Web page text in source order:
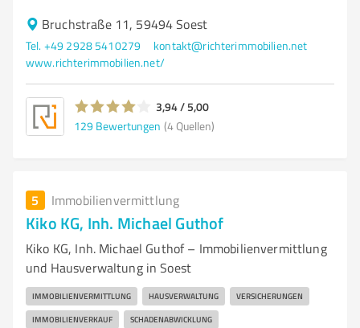
Bruchstraße 11, 59494 Soest
Tel. +49 2928 5410279
kontakt@richterimmobilien.net
www.richterimmobilien.net/
3,94 / 5,00
129 Bewertungen (4 Quellen)
5 Immobilienvermittlung
Kiko KG, Inh. Michael Guthof
Kiko KG, Inh. Michael Guthof – Immobilienvermittlung
und Hausverwaltung in Soest
IMMOBILIENVERMITTLUNG HAUSVERWALTUNG VERSICHERUNGEN
IMMOBILIENVERKAUF SCHADENABWICKLUNG